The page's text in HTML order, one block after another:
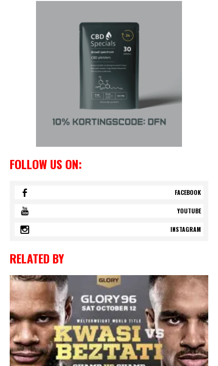
FOLLOW US ON:
FACEBOOK
YOUTUBE
INSTAGRAM
RELATED BY